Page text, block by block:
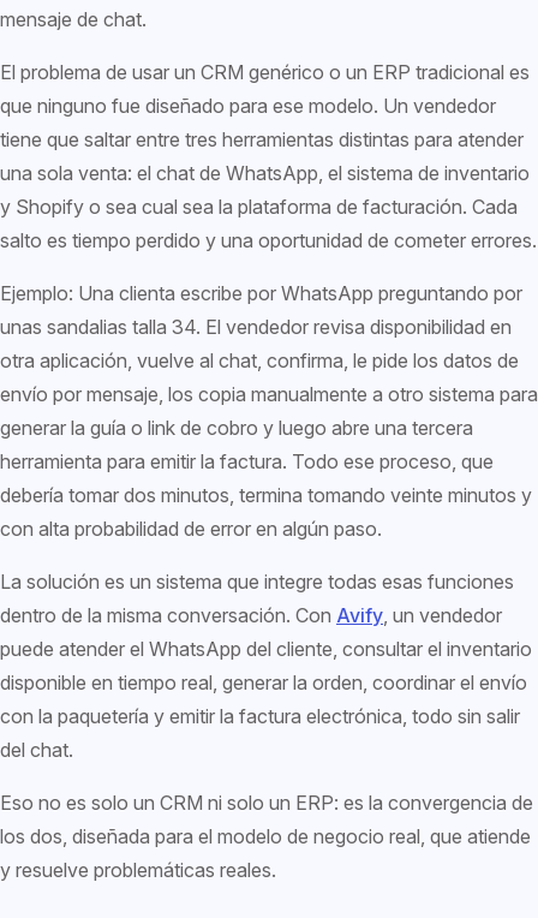
mensaje de chat.
El problema de usar un CRM genérico o un ERP tradicional es
que ninguno fue diseñado para ese modelo. Un vendedor
tiene que saltar entre tres herramientas distintas para atender
una sola venta: el chat de WhatsApp, el sistema de inventario
y Shopify o sea cual sea la plataforma de facturación. Cada
salto es tiempo perdido y una oportunidad de cometer errores.
Ejemplo: Una clienta escribe por WhatsApp preguntando por
unas sandalias talla 34. El vendedor revisa disponibilidad en
otra aplicación, vuelve al chat, confirma, le pide los datos de
envío por mensaje, los copia manualmente a otro sistema para
generar la guía o link de cobro y luego abre una tercera
herramienta para emitir la factura. Todo ese proceso, que
debería tomar dos minutos, termina tomando veinte minutos y
con alta probabilidad de error en algún paso.
La solución es un sistema que integre todas esas funciones
dentro de la misma conversación. Con Avify, un vendedor
puede atender el WhatsApp del cliente, consultar el inventario
disponible en tiempo real, generar la orden, coordinar el envío
con la paquetería y emitir la factura electrónica, todo sin salir
del chat.
Eso no es solo un CRM ni solo un ERP: es la convergencia de
los dos, diseñada para el modelo de negocio real, que atiende
y resuelve problemáticas reales.